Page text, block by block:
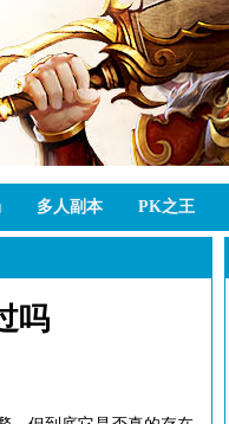
多人副本 PK之王
吗